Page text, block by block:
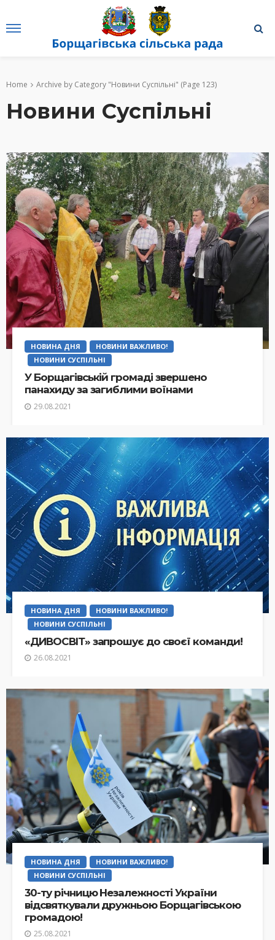
Home Archive by Category "Новини Суспільні" (Page 123)
Новини Суспільні
НОВИНА ДНЯ
НОВИНИ ВАЖЛИВО!
НОВИНИ СУСПІЛЬНІ
У Борщагівській громаді звершено
панахиду за загиблими воїнами
29.08.2021
НОВИНА ДНЯ
НОВИНИ ВАЖЛИВО!
НОВИНИ СУСПІЛЬНІ
«ДИВОСВІТ» запрошує до своєї команди!
26.08.2021
НОВИНА ДНЯ
НОВИНИ ВАЖЛИВО!
НОВИНИ СУСПІЛЬНІ
30-ту річницю Незалежності України
відсвяткували дружньою Борщагівською
громадою!
25.08.2021